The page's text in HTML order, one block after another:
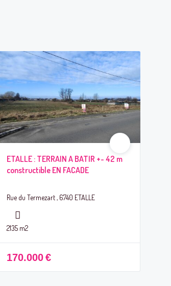
ETALLE : TERRAIN A BATIR +- 42 m
constructible EN FACADE
Rue du Termezart , 6740 ETALLE
2135 m2
170.000€